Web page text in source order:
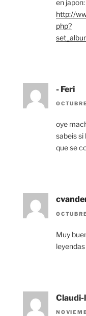
en japon:
http://
php?
- Feri
oye
sabeis si
que se
Muy
Claudi-